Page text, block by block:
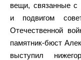
вещи, связанные с
и подвигом
Отечественной
памятник-бюст
выступил